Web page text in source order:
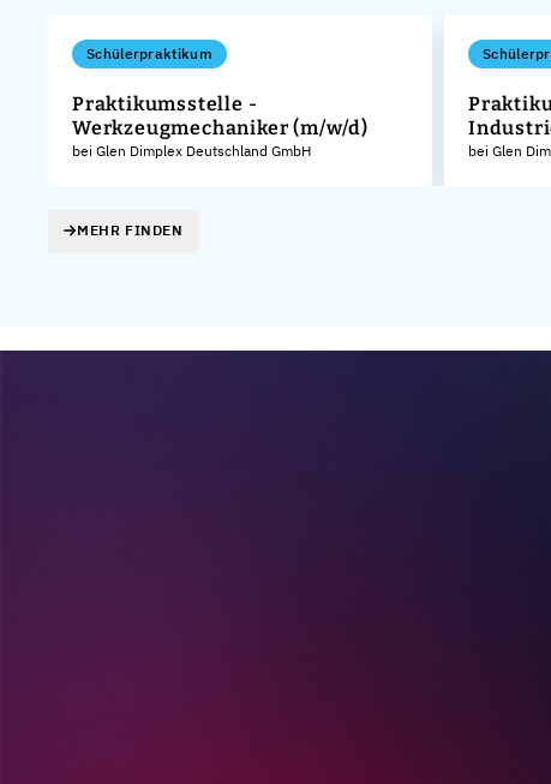
Schülerpraktikum
Praktikumsstelle -
Werkzeugmechaniker (m/w/d)
bei Glen Dimplex Deutschland GmbH bei Glen
MEHR FINDEN